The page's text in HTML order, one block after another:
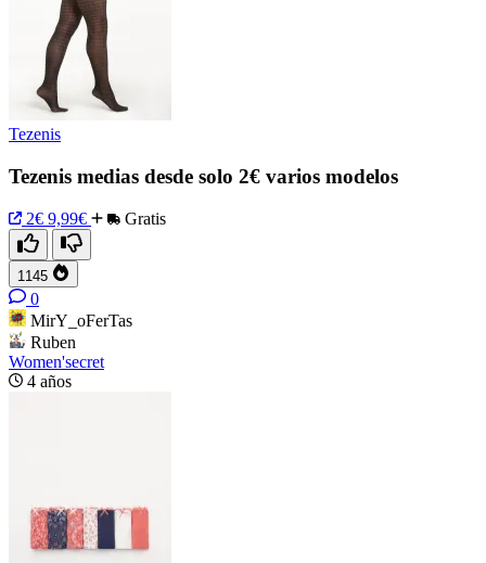
Tezenis
Tezenis medias desde solo 2€ varios modelos
2€ 9,99€ Gratis
1145
0
MirY_oFerTas
Ruben
Women'secret
4 años